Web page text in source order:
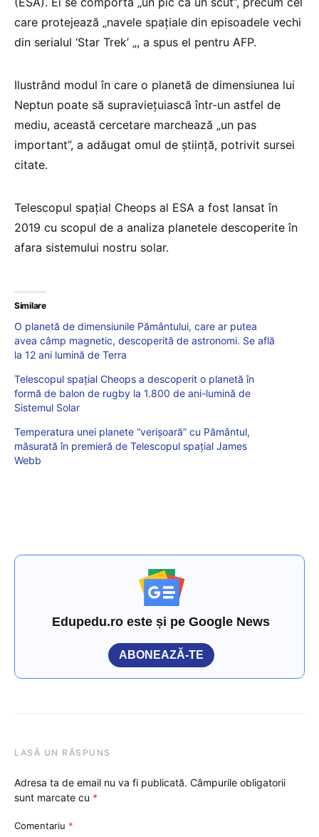
care protejează „navele spaţiale din episoadele vechi
din serialul ‘Star Trek’ „, a spus el pentru AFP.
Ilustrând modul în care o planetă de dimensiunea lui
Neptun poate să supravieţuiască într-un astfel de
mediu, această cercetare marchează „un pas
important”, a adăugat omul de ştiinţă, potrivit sursei
citate.
Telescopul spaţial Cheops al ESA a fost lansat în
2019 cu scopul de a analiza planetele descoperite în
afara sistemului nostru solar.
Similare
O planetă de dimensiunile Pământului, care ar putea
avea câmp magnetic, descoperită de astronomi. Se află
la 12 ani lumină de Terra
Telescopul spaţial Cheops a descoperit o planetă în
formă de balon de rugby la 1.800 de ani-lumină de
Sistemul Solar
Temperatura unei planete “verișoară” cu Pământul,
măsurată în premieră de Telescopul spațial James
Webb
Edupedu.ro este și pe Google News
ABONEAZĂ-TE
LASĂ UN RĂSPUNS
Adresa ta de email nu va fi publicată. Câmpurile obligatorii
sunt marcate cu *
Comentariu *